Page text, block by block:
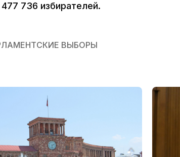
736 избирателей.
ВЫБОРЫ